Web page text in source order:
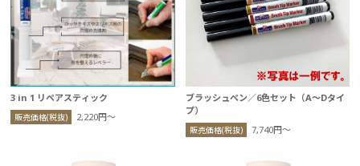
3 in 1 リペアスティック
販売価格(税抜) 2,220円〜
ブラッシュペン／6色セット（A～Dタイ
プ）
販売価格(税抜) 7,740円〜